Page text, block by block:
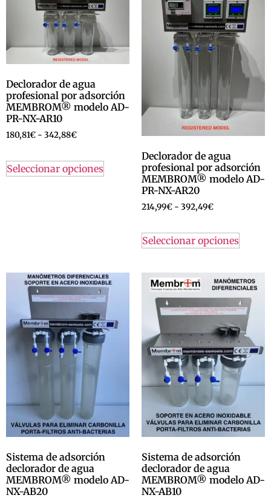
Declorador de agua
profesional por adsorción
MEMBROM® modelo AD-
PR-NX-AR10
180,81€ - 342,88€
Seleccionar opciones
Declorador de agua
profesional por adsorción
MEMBROM® modelo AD-
PR-NX-AR20
214,99€ - 392,49€
Seleccionar opciones
Sistema de adsorción
declorador de agua
MEMBROM® modelo AD-
NX-AB20
Sistema de adsorción
declorador de agua
MEMBROM® modelo AD-
NX-AB10